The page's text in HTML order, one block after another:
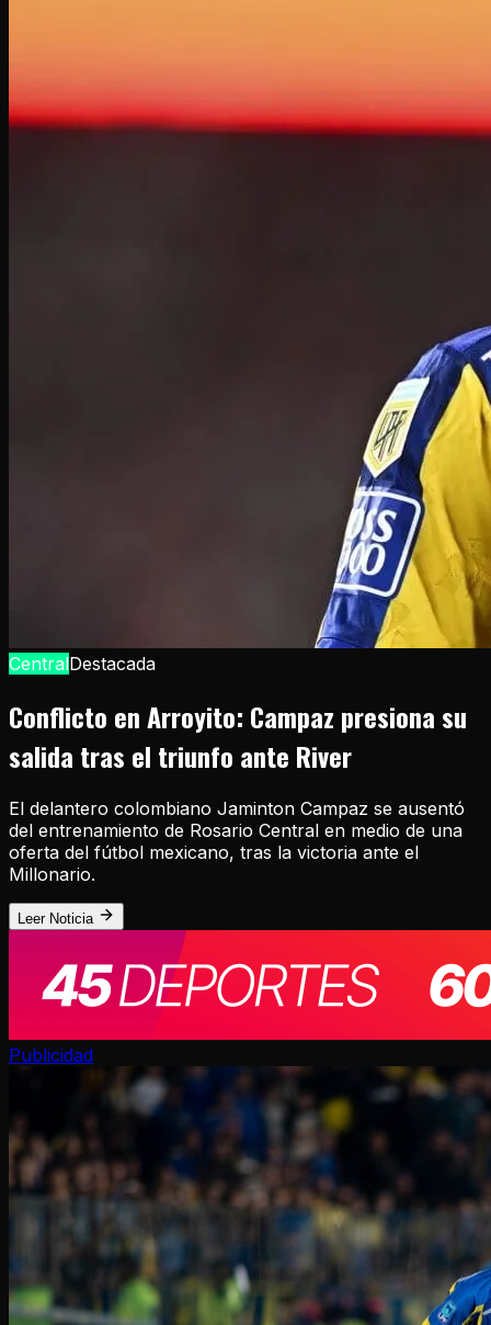
CentralDestacada
Conflicto en Arroyito: Campaz presiona su
salida tras el triunfo ante River
El delantero colombiano Jaminton Campaz se ausentó
del entrenamiento de Rosario Central en medio de una
oferta del fútbol mexicano, tras la victoria ante el
Millonario.
Leer Noticia
Publicidad